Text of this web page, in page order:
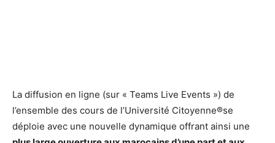
La diffusion en ligne (sur « Teams Live Events ») de
l’ensemble des cours de l’Université Citoyenne®se
déploie avec une nouvelle dynamique offrant ainsi une